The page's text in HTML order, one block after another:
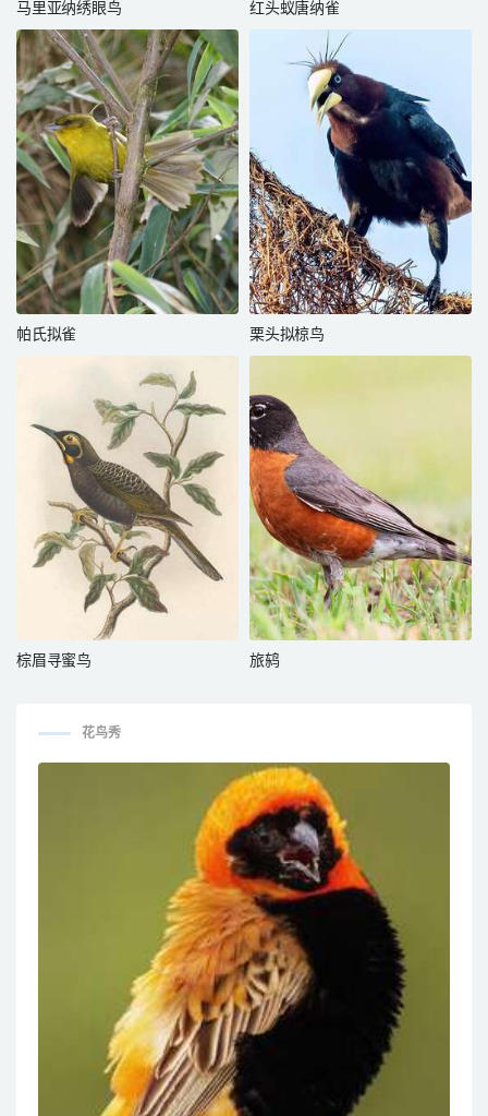
马里亚纳绣眼鸟 红头蚁唐纳雀
帕氏拟雀 栗头拟椋鸟
棕眉寻蜜鸟 旅鸫
花鸟秀